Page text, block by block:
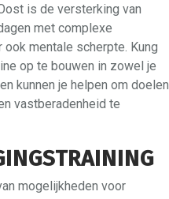
is de versterking van
met complexe
mentale scherpte. Kung
op te bouwen in zowel je
kunnen je helpen om doelen
vastberadenheid te
mogelijkheden voor